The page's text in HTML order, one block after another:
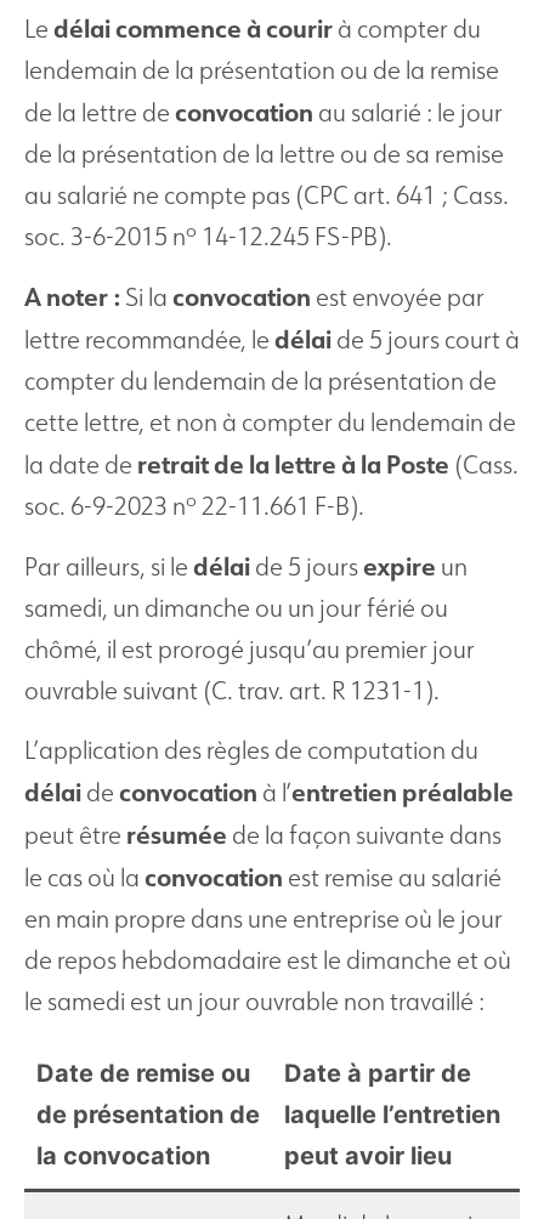
Le délaicommence à courir à compter du
lendemain de la présentation ou de la remise
de la lettre de convocation au salarié : le jour
de la présentation de la lettre ou de sa remise
au salarié ne compte pas (CPC art. 641 ; Cass.
soc. 3-6-2015 no 14-12.245 FS-PB).
A noter : Si la convocation est envoyée par
lettre recommandée, le délai de 5 jours court à
compter du lendemain de la présentation de
cette lettre, et non à compter du lendemain de
la date de retrait de la lettre à la Poste (Cass.
soc. 6-9-2023 no 22-11.661 F-B).
Par ailleurs, si le délai de 5 joursexpire un
samedi, un dimanche ou un jour férié ou
chômé, il est prorogé jusqu’au premier jour
ouvrable suivant (C. trav. art. R 1231-1).
L’application des règles de computation du
délai de convocation à l’entretien préalable
peut être résumée de la façon suivante dans
le cas où la convocation est remise au salarié
en main propre dans une entreprise où le jour
de repos hebdomadaire est le dimanche et où
le samedi est un jour ouvrable non travaillé :
Date de remise ou
de présentation de
la convocation
Date à partir de
laquelle l’entretien
peut avoir lieu